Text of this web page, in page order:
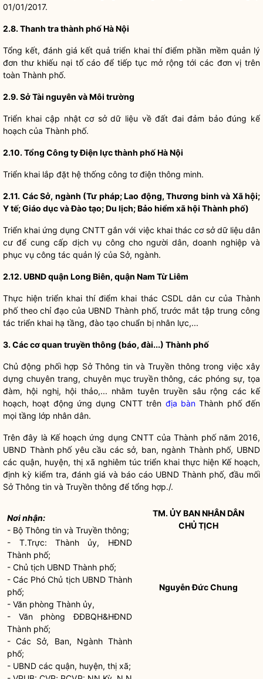
01/01/2017.
2.8. Thanh tra thành phố Hà Nội
Tổng kết, đánh giá kết quả triển khai thí điểm phần mềm quản lý
đơn thư khiếu nại tố cáo để tiếp tục mở rộng tới các đơn vị trên
toàn Thành phố.
2.9. Sở Tài nguyên và Môi trường
Triển khai cập nhật cơ sở dữ liệu về đất đai đảm bảo đúng kế
hoạch của Thành phố.
2.10. Tổng Công ty Điện lực thành phố Hà Nội
Triển khai lắp đặt hệ thống công tơ điện thông minh.
2.11. Các Sở, ngành (Tư pháp; Lao động, Thương binh và Xã hội;
Y tế; Giáo dục và Đào tạo; Du lịch; Bảo hiểm xã hội Thành phố)
Triển khai ứng dụng CNTT gắn với việc khai thác cơ sở dữ liệu dân
cư để cung cấp dịch vụ công cho người dân, doanh nghiệp và
phục vụ công tác quản lý của Sở, ngành.
2.12. UBND quận Long Biên, quận Nam Từ Liêm
Thực hiện triển khai thí điểm khai thác CSDL dân cư của Thành
phố theochỉ đạo của UBND Thành phố, trước mắt tập trungcông
tác triển khai hạ tầng, đào tạo chuẩn bị nhân lực,...
3. Các cơ quan truyền thông (báo, đài...) Thành phố
Chủ động phối hợp Sở Thông tin và Truyền thông trong việc xây
dựng chuyên trang, chuyên mục truyền thông, các phóng sự, tọa
đàm, hội nghị, hội thảo,... nhằm tuyên truyền sâu rộng các kế
hoạch, hoạt động ứng dụng CNTT trên địa bànThành phố đến
mọi tầng lớp nhân dân.
Trên đây là Kế hoạch ứng dụng CNTT của Thành phố năm 2016,
UBND Thành phố yêu cầu các sở, ban, ngành Thành phố, UBND
các quận, huyện, thị xã nghiêm túc triển khai thực hiện Kế hoạch,
định kỳ kiểm tra, đánh giá và báo cáo UBND Thành phố, đầu mối
Sở Thông tin và Truyền thông để tổng hợp./.
Nơi nhận:
- Bộ Thông tin và Truyền thông;
- T.Trực: Thành ủy, HĐND
Thành phố;
- Chủ tịch UBND Thành phố;
- Các Phó Chủ tịch UBND Thành
phố;
- Văn phòng Thành ủy,
- Văn phòng ĐĐBQH&HĐND
Thành phố;
- Các Sở, Ban, Ngành Thành
phố;
- UBND các quận, huyện, thị xã;
TM. ỦY BANNHÂN DÂN
CHỦ TỊCH
Nguyễn Đức Chung